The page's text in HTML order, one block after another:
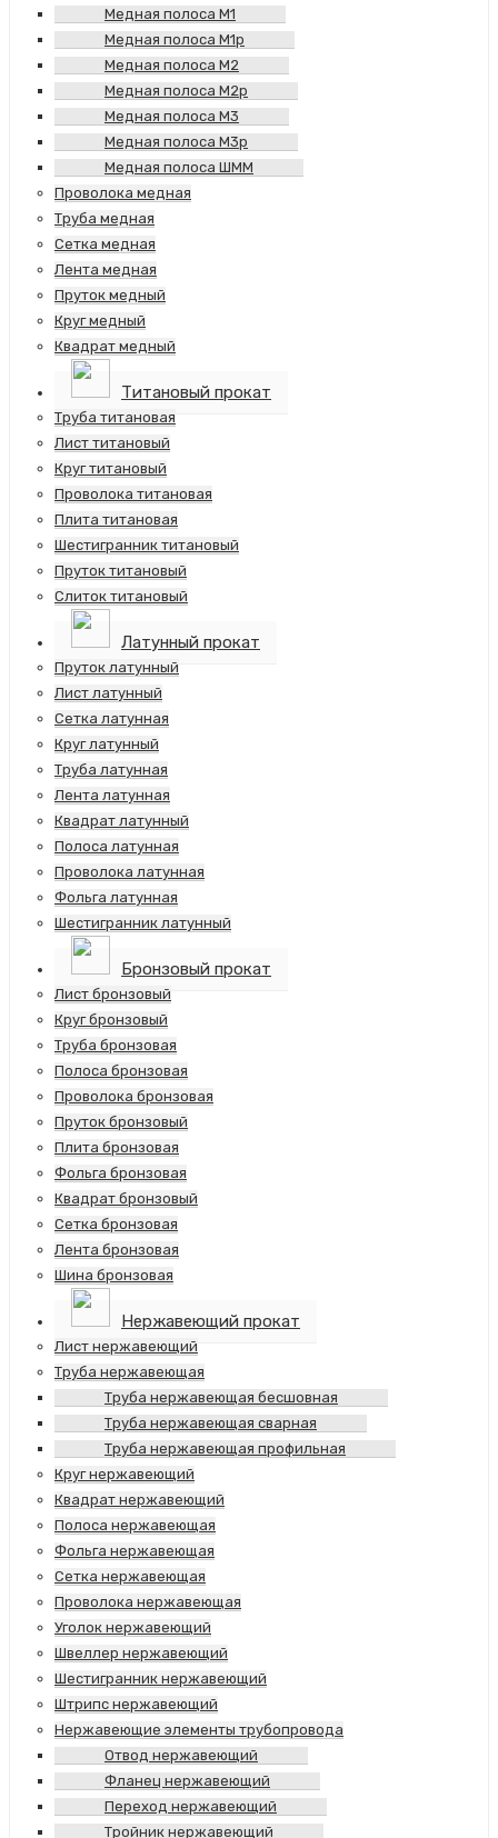
Медная полоса М1
Медная полоса М1р
Медная полоса М2
Медная полоса М2р
Медная полоса М3
Медная полоса М3р
Медная полоса ШММ
Проволока медная
Труба медная
Сетка медная
Лента медная
Пруток медный
Круг медный
Квадрат медный
Титановый прокат
Труба титановая
Лист титановый
Круг титановый
Проволока титановая
Плита титановая
Шестигранник титановый
Пруток титановый
Слиток титановый
Латунный прокат
Пруток латунный
Лист латунный
Сетка латунная
Круг латунный
Труба латунная
Лента латунная
Квадрат латунный
Полоса латунная
Проволока латунная
Фольга латунная
Шестигранник латунный
Бронзовый прокат
Лист бронзовый
Круг бронзовый
Труба бронзовая
Полоса бронзовая
Проволока бронзовая
Пруток бронзовый
Плита бронзовая
Фольга бронзовая
Квадрат бронзовый
Сетка бронзовая
Лента бронзовая
Шина бронзовая
Нержавеющий прокат
Лист нержавеющий
Труба нержавеющая
Труба нержавеющая бесшовная
Труба нержавеющая сварная
Труба нержавеющая профильная
Круг нержавеющий
Квадрат нержавеющий
Полоса нержавеющая
Фольга нержавеющая
Сетка нержавеющая
Проволока нержавеющая
Уголок нержавеющий
Швеллер нержавеющий
Шестигранник нержавеющий
Штрипс нержавеющий
Нержавеющие элементы трубопровода
Отвод нержавеющий
Фланец нержавеющий
Переход нержавеющий
Тройник нержавеющий